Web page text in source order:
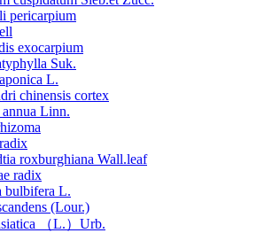
pericarpium
exocarpium
Suk.
L.
chinensis cortex
Linn.
roxburghiana Wall.leaf
radix
bulbifera L.
(Lour.)
（L.）Urb.